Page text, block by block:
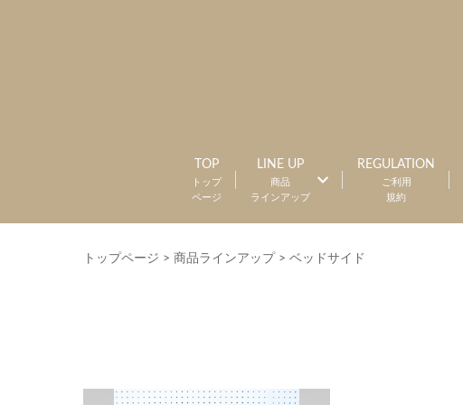
TOP
トップ
ページ
LINE UP
商品
ラインアップ
REGULATION
ご利用
規約
トップページ > 商品ラインアップ > ベッドサイド